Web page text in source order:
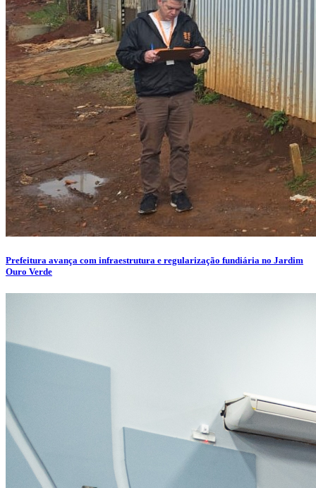
Prefeitura avança com infraestrutura e regularização fundiária no Jardim
Ouro Verde